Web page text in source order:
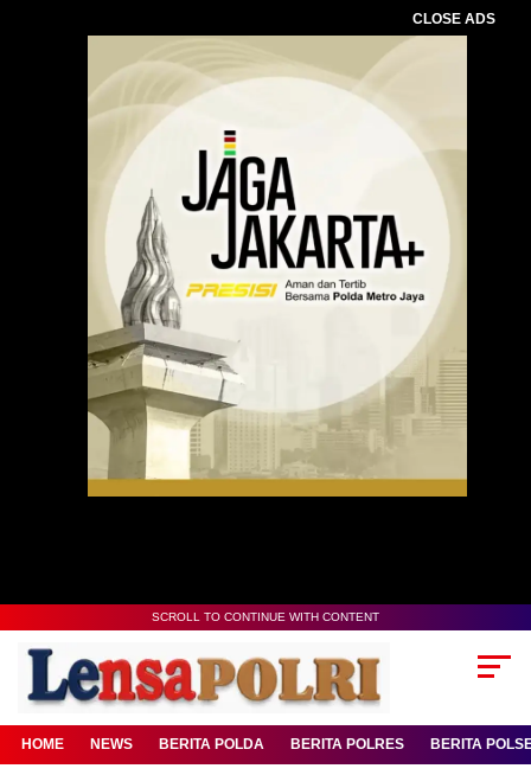
CLOSE ADS
SCROLL TO CONTINUE WITH CONTENT
HOME NEWS BERITA POLDA BERITA POLRES BERITA